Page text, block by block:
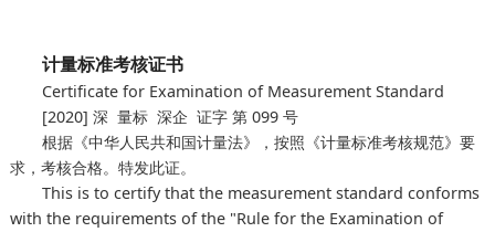
计量标准考核证书
Certificate for Examination of Measurement Standard
[2020] 深 量标 深企 证字 第 099 号
根据《中华人民共和国计量法》，按照《计量标准考核规范》要
求，考核合格。特发此证。
This is to certify that the measurement standard conforms
with the requirements of the "Rule for the Examination of